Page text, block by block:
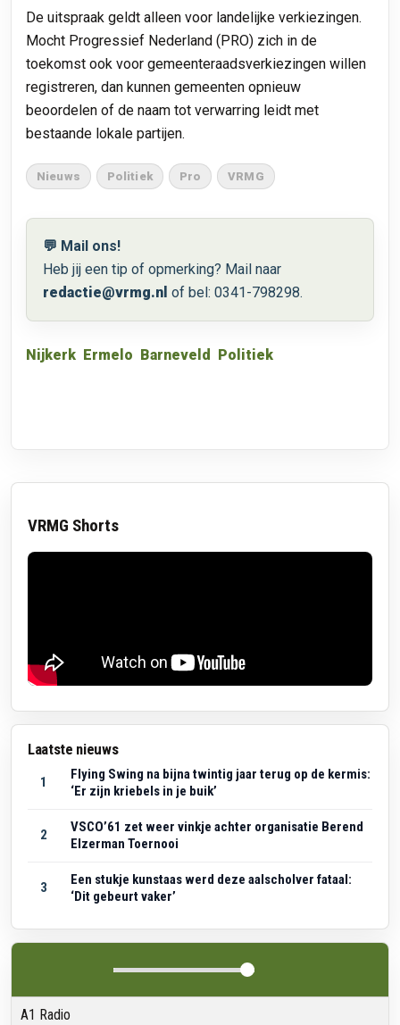
De uitspraak geldt alleen voor landelijke verkiezingen.
Mocht Progressief Nederland (PRO) zich in de
toekomst ook voor gemeenteraadsverkiezingen willen
registreren, dan kunnen gemeenten opnieuw
beoordelen of de naam tot verwarring leidt met
bestaande lokale partijen.
Nieuws Politiek Pro VRMG
💬 Mail ons!
Heb jij een tip of opmerking? Mail naar
redactie@vrmg.nl of bel: 0341-798298.
Nijkerk Ermelo Barneveld Politiek
VRMG Shorts
Laatste nieuws
1
Flying Swing na bijna twintig jaar terug op de kermis:
‘Er zijn kriebels in je buik’
2
VSCO’61 zet weer vinkje achter organisatie Berend
Elzerman Toernooi
3
Een stukje kunstaas werd deze aalscholver fataal:
‘Dit gebeurt vaker’
A1 Radio